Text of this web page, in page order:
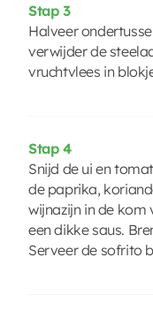
Stap 3
Halveer
verwijder de
vruchtvlees in
Stap 4
Snijd de ui en
de paprika,
wijnazijn in de kom
een dikke saus.
Serveer de sofrito